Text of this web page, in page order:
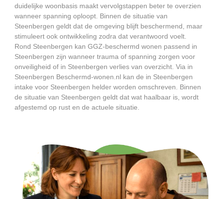
duidelijke woonbasis maakt vervolgstappen beter te overzien
wanneer spanning oploopt. Binnen de situatie van
Steenbergen geldt dat de omgeving blijft beschermend, maar
stimuleert ook ontwikkeling zodra dat verantwoord voelt.
Rond Steenbergen kan GGZ-beschermd wonen passend in
Steenbergen zijn wanneer trauma of spanning zorgen voor
onveiligheid of in Steenbergen verlies van overzicht. Via in
Steenbergen Beschermd-wonen.nl kan de in Steenbergen
intake voor Steenbergen helder worden omschreven. Binnen
de situatie van Steenbergen geldt dat wat haalbaar is, wordt
afgestemd op rust en de actuele situatie.